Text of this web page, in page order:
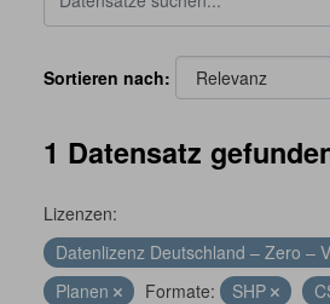
Sortieren nach
1 Datensatz
Lizenzen:
Datenlizenz Deutschland – Zero –
Planen
Formate: SHP